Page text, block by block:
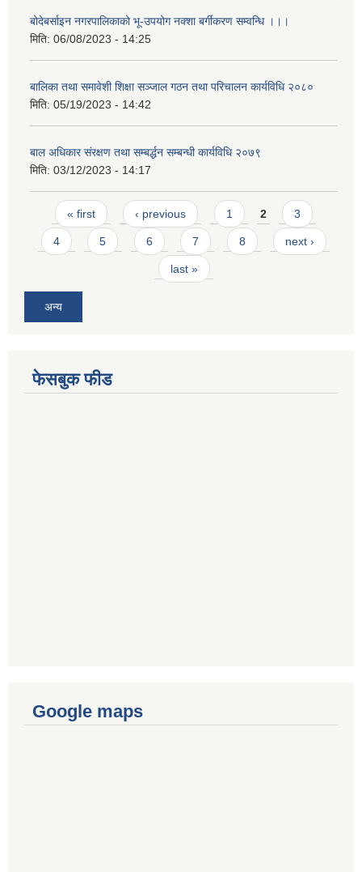
बोदेबर्साइन नगरपालिकाको भू-उपयोग नक्शा बर्गीकरण सम्वन्धि ।।।
मिति: 06/08/2023 - 14:25
बालिका तथा समावेशी शिक्षा सञ्जाल गठन तथा परिचालन कार्यविधि २०८०
मिति: 05/19/2023 - 14:42
बाल अधिकार संरक्षण तथा सम्बर्द्धन सम्बन्धी कार्यविधि २०७९
मिति: 03/12/2023 - 14:17
Pages
« first ‹ previous 1 2 3
4 5 6 7 8 next ›
last »
अन्य
फेसबुक फीड
Google maps